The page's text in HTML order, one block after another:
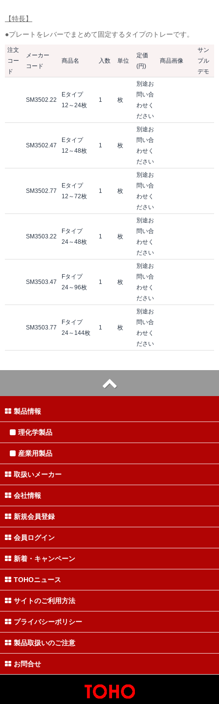
【特長】
●プレートをレバーでまとめて固定するタイプのトレーです。
注文
コー
ド
メーカー
コード
商品名 入数 単位
定価
(円)
商品画像
サン
プル
デモ
SM3502.22
Eタイプ
12～24枚
1 枚
別途お
問い合
わせく
ださい
SM3502.47
Eタイプ
12～48枚
1 枚
別途お
問い合
わせく
ださい
SM3502.77
Eタイプ
12～72枚
1 枚
別途お
問い合
わせく
ださい
SM3503.22
Fタイプ
24～48枚
1 枚
別途お
問い合
わせく
ださい
SM3503.47
Fタイプ
24～96枚
1 枚
別途お
問い合
わせく
ださい
SM3503.77
Fタイプ
24～144枚
1 枚
別途お
問い合
わせく
ださい
製品情報
理化学製品
産業用製品
取扱いメーカー
会社情報
新規会員登録
会員ログイン
新着・キャンペーン
TOHOニュース
サイトのご利用方法
プライバシーポリシー
製品取扱いのご注意
お問合せ